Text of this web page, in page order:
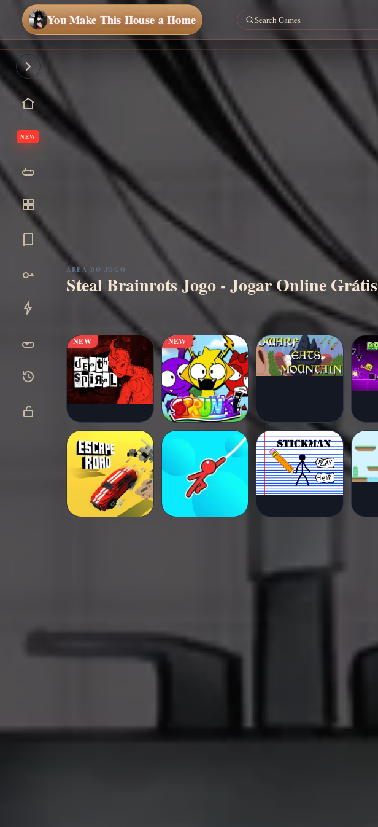
You Make This House a Home
NEW
ÁREA DO JOGO
Steal Brainrots Jogo - Jogar Online Grátis
NEW NEW